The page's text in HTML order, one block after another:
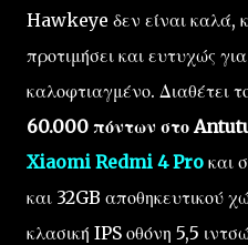
Hawkeye δεν είναι καλά,
προτιμήσει και ευτυχώς
καλοφτιαγμένο. Διαθέτει
60.000 πόντων στο
Xiaomi Redmi 4 Pro και
και 32GB αποθηκευτικού
κλασική IPS οθόνη 5,5